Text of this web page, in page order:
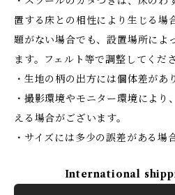
置する床との相性により生じる場
題がない場合でも、設置場所によ
ます。フェルト等で調整してくださ
・生地の柄の出方には個体差があ
・撮影環境やモニター環境によ
える場合がございます。
・サイズには多少の誤差がある場
International